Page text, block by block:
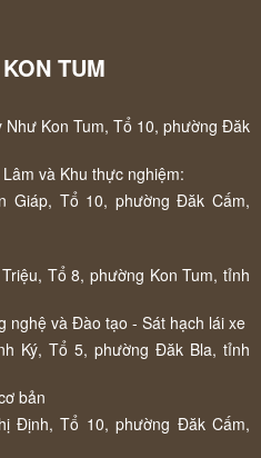
TUM
Kon Tum, Tổ 10, phường Đăk
và Khu thực nghiệm:
Giáp, Tổ 10, phường Đăk Cấm,
Tổ 8, phường Kon Tum, tỉnh
nghệ và Đào tạo - Sát hạch lái xe
Ký, Tổ 5, phường Đăk Bla, tỉnh
bản
Định, Tổ 10, phường Đăk Cấm,